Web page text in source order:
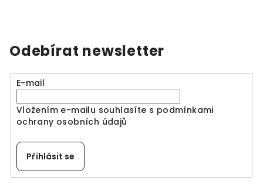
Odebírat newsletter
E-mail
Vložením e-mailu souhlasíte s podmínkami
ochrany osobních údajů
Přihlásit se